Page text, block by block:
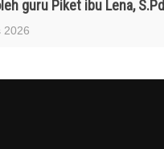
guru Piket ibu Lena, S.Pd
2026